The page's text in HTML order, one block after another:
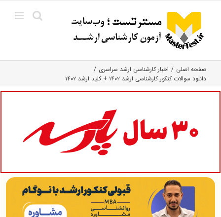
content
صفحه اصلی
اخبار کارشناسی ارشد سراسری
دانلود سوالات کنکور کارشناسی ارشد ۱۴۰۲ + کلید ارشد ۱۴۰۲